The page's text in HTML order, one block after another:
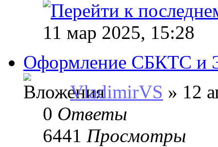
11 мар 2025, 15:28
Оформление СБКТС и
VladimirVS » 12
0 Ответы
6441 Просмотры